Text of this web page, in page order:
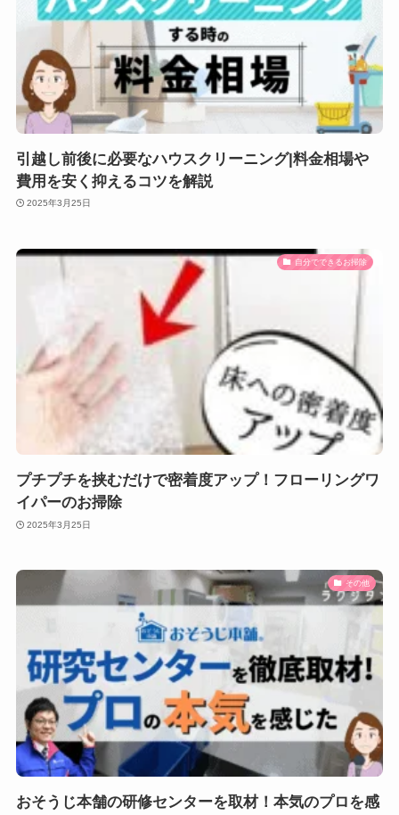
引越し前後に必要なハウスクリーニング|料金相場や
費用を安く抑えるコツを解説
2025年3月25日
自分でできるお掃除
プチプチを挟むだけで密着度アップ！フローリングワ
イパーのお掃除
2025年3月25日
その他
おそうじ本舗の研修センターを取材！本気のプロを感